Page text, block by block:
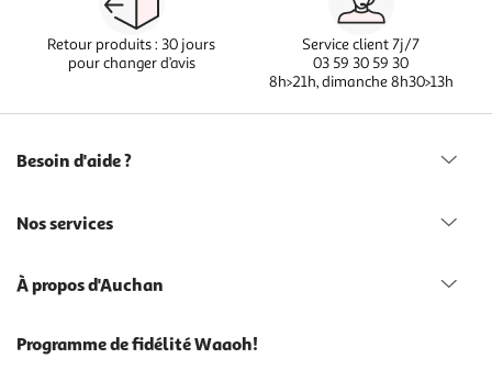
Retour produits : 30 jours
pour changer d’avis
Service client 7j/7
03 59 30 59 30
8h>21h, dimanche 8h30>13h
Besoin d'aide ?
Nos services
À propos d'Auchan
Programme de fidélité Waaoh!